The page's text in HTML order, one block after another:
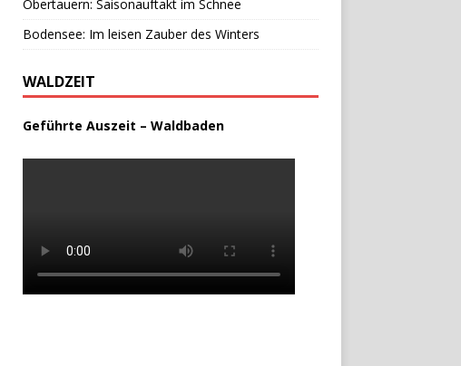
Obertauern: Saisonauftakt im Schnee
Bodensee: Im leisen Zauber des Winters
WALDZEIT
Geführte Auszeit – Waldbaden